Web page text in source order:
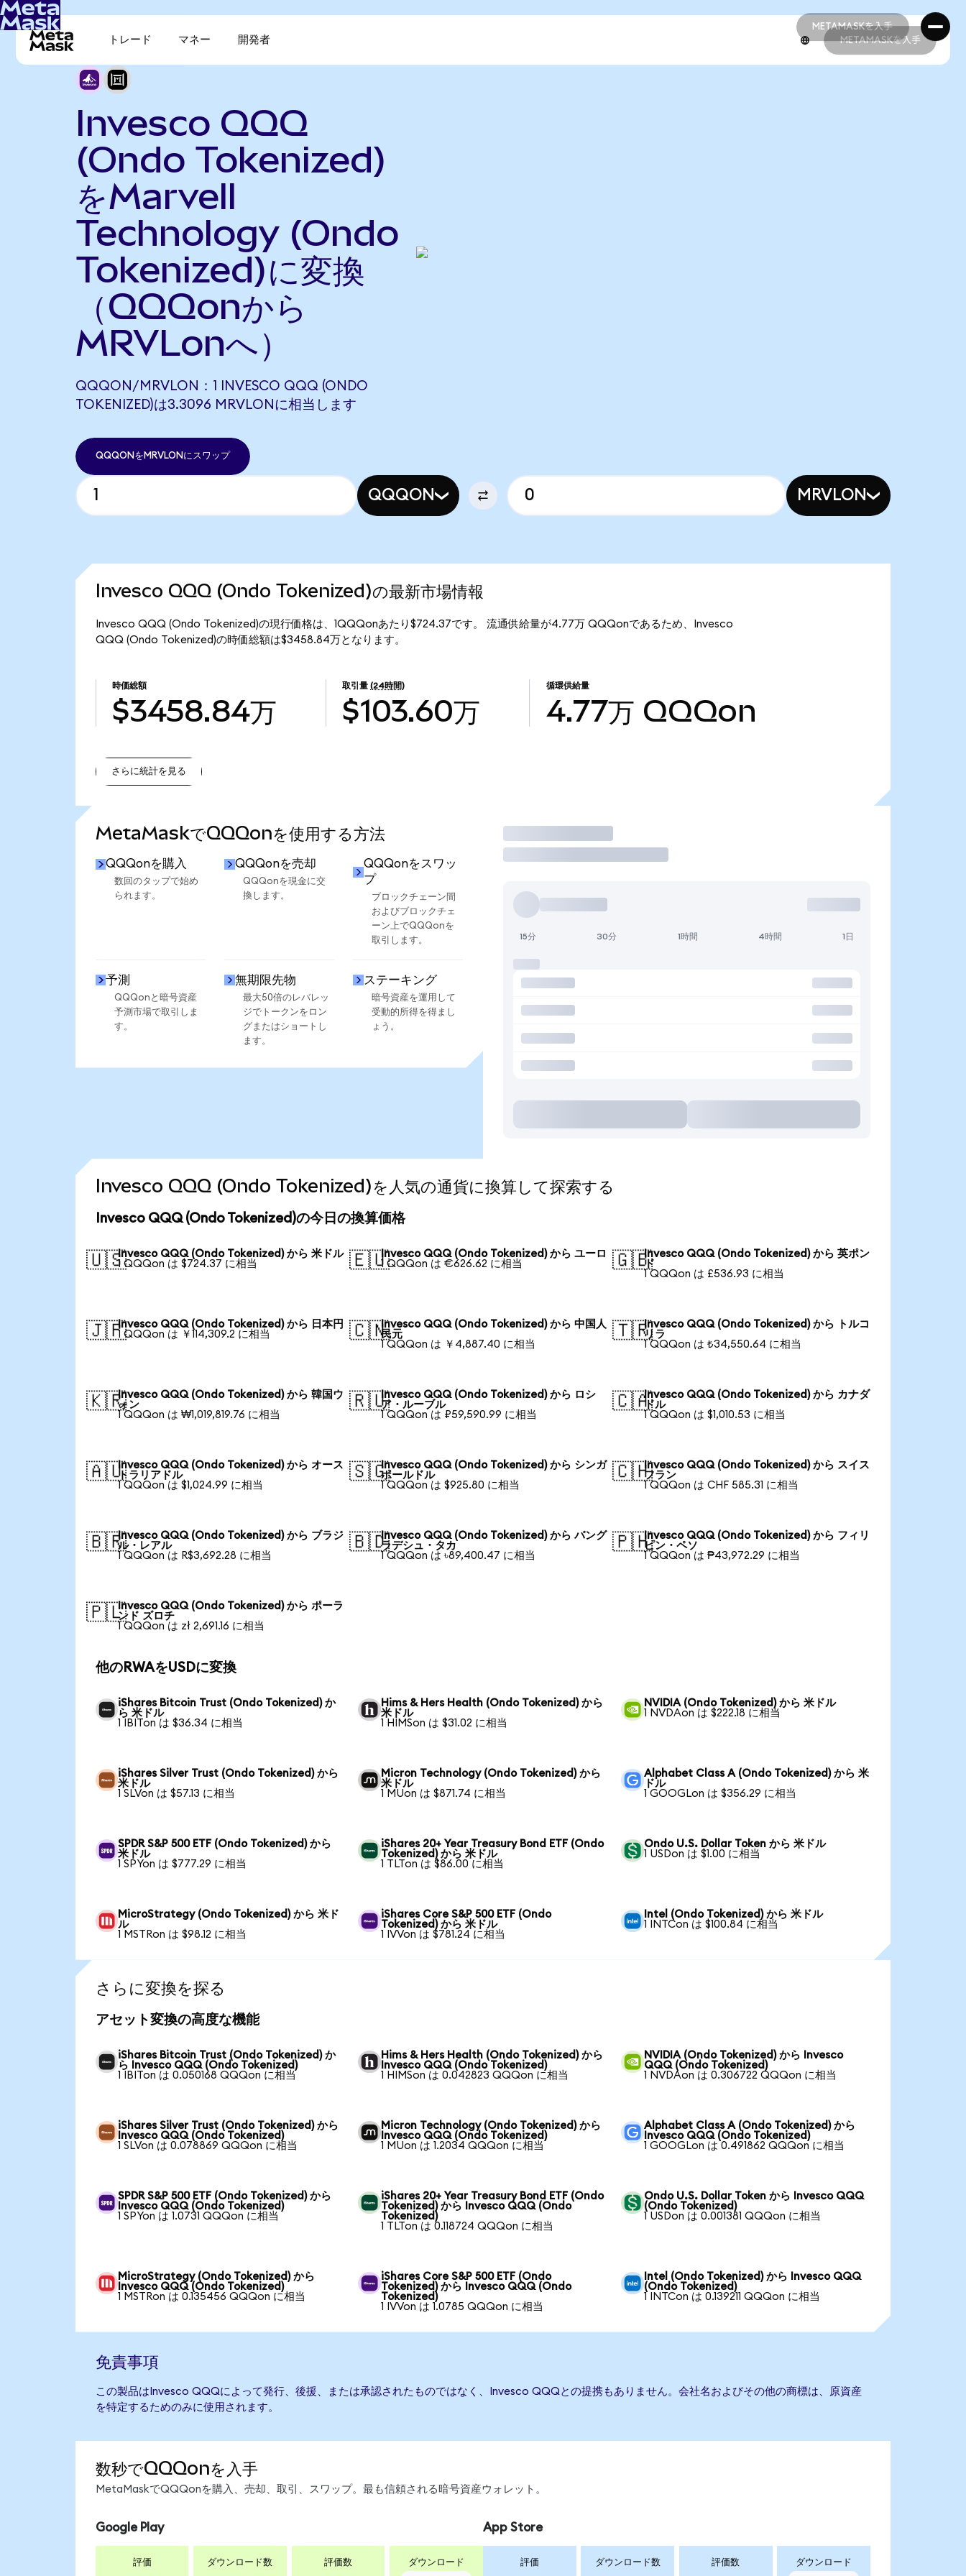
METAMASKを入手
METAMASKを入手
トレード マネー 開発者 METAMASKを入手
Invesco QQQ
(Ondo Tokenized)
をMarvell
Technology (Ondo
Tokenized)に変換
（QQQonから
MRVLonへ）
QQQON/MRVLON：1 INVESCO QQQ (ONDO
TOKENIZED)は3.3096 MRVLONに相当します
QQQONをMRVLONにスワップ
QQQON MRVLON
Invesco QQQ (Ondo Tokenized)の最新市場情報
Invesco QQQ (Ondo Tokenized)の現行価格は、1QQQonあたり$724.37です。 流通供給量が4.77万 QQQonであるため、Invesco
QQQ (Ondo Tokenized)の時価総額は$3458.84万となります。
時価総額
$3458.84万
取引量 (24時間)
$103.60万
循環供給量
4.77万 QQQon
さらに統計を見る
MetaMaskでQQQonを使用する方法
QQQonを購入
数回のタップで始め
られます。
QQQonを売却
QQQonを現金に交
換します。
QQQonをスワッ
プ
ブロックチェーン間
およびブロックチェ
ーン上でQQQonを
取引します。
予測
QQQonと暗号資産
予測市場で取引しま
す。
無期限先物
最大50倍のレバレッ
ジでトークンをロン
グまたはショートし
ます。
ステーキング
暗号資産を運用して
受動的所得を得まし
ょう。
取引
15分 30分 1時間 4時間 1日
Invesco QQQ (Ondo Tokenized)を人気の通貨に換算して探索する
Invesco QQQ (Ondo Tokenized)の今日の換算価格
🇺🇸Invesco QQQ (Ondo Tokenized) から 米ドル
1 QQQon は $724.37 に相当
🇪🇺Invesco QQQ (Ondo Tokenized) から ユーロ
1 QQQon は €626.62 に相当
🇬🇧Invesco QQQ (Ondo Tokenized) から 英ポン
ド
1 QQQon は £536.93 に相当
🇯🇵Invesco QQQ (Ondo Tokenized) から 日本円
1 QQQon は ￥114,309.2 に相当
🇨🇳Invesco QQQ (Ondo Tokenized) から 中国人
民元
1 QQQon は ￥4,887.40 に相当
🇹🇷Invesco QQQ (Ondo Tokenized) から トルコ
リラ
1 QQQon は ₺34,550.64 に相当
🇰🇷Invesco QQQ (Ondo Tokenized) から 韓国ウ
ォン
1 QQQon は ₩1,019,819.76 に相当
🇷🇺Invesco QQQ (Ondo Tokenized) から ロシ
ア・ルーブル
1 QQQon は ₽59,590.99 に相当
🇨🇦Invesco QQQ (Ondo Tokenized) から カナダ
ドル
1 QQQon は $1,010.53 に相当
🇦🇺Invesco QQQ (Ondo Tokenized) から オース
トラリアドル
1 QQQon は $1,024.99 に相当
🇸🇬Invesco QQQ (Ondo Tokenized) から シンガ
ポールドル
1 QQQon は $925.80 に相当
🇨🇭Invesco QQQ (Ondo Tokenized) から スイス
フラン
1 QQQon は CHF 585.31 に相当
🇧🇷Invesco QQQ (Ondo Tokenized) から ブラジ
ル・レアル
1 QQQon は R$3,692.28 に相当
🇧🇩Invesco QQQ (Ondo Tokenized) から バング
ラデシュ・タカ
1 QQQon は ৳89,400.47 に相当
🇵🇭Invesco QQQ (Ondo Tokenized) から フィリ
ピン・ペソ
1 QQQon は ₱43,972.29 に相当
🇵🇱Invesco QQQ (Ondo Tokenized) から ポーラ
ンド ズロチ
1 QQQon は zł 2,691.16 に相当
他のRWAをUSDに変換
iShares Bitcoin Trust (Ondo Tokenized) か
ら 米ドル
1 IBITon は $36.34 に相当
Hims & Hers Health (Ondo Tokenized) から
米ドル
1 HIMSon は $31.02 に相当
NVIDIA (Ondo Tokenized) から 米ドル
1 NVDAon は $222.18 に相当
iShares Silver Trust (Ondo Tokenized) から
米ドル
1 SLVon は $57.13 に相当
Micron Technology (Ondo Tokenized) から
米ドル
1 MUon は $871.74 に相当
Alphabet Class A (Ondo Tokenized) から 米
ドル
1 GOOGLon は $356.29 に相当
SPDR S&P 500 ETF (Ondo Tokenized) から
米ドル
1 SPYon は $777.29 に相当
iShares 20+ Year Treasury Bond ETF (Ondo
Tokenized) から 米ドル
1 TLTon は $86.00 に相当
Ondo U.S. Dollar Token から 米ドル
1 USDon は $1.00 に相当
MicroStrategy (Ondo Tokenized) から 米ド
ル
1 MSTRon は $98.12 に相当
iShares Core S&P 500 ETF (Ondo
Tokenized) から 米ドル
1 IVVon は $781.24 に相当
Intel (Ondo Tokenized) から 米ドル
1 INTCon は $100.84 に相当
さらに変換を探る
アセット変換の高度な機能
iShares Bitcoin Trust (Ondo Tokenized) か
ら Invesco QQQ (Ondo Tokenized)
1 IBITon は 0.050168 QQQon に相当
Hims & Hers Health (Ondo Tokenized) から
Invesco QQQ (Ondo Tokenized)
1 HIMSon は 0.042823 QQQon に相当
NVIDIA (Ondo Tokenized) から Invesco
QQQ (Ondo Tokenized)
1 NVDAon は 0.306722 QQQon に相当
iShares Silver Trust (Ondo Tokenized) から
Invesco QQQ (Ondo Tokenized)
1 SLVon は 0.078869 QQQon に相当
Micron Technology (Ondo Tokenized) から
Invesco QQQ (Ondo Tokenized)
1 MUon は 1.2034 QQQon に相当
Alphabet Class A (Ondo Tokenized) から
Invesco QQQ (Ondo Tokenized)
1 GOOGLon は 0.491862 QQQon に相当
SPDR S&P 500 ETF (Ondo Tokenized) から
Invesco QQQ (Ondo Tokenized)
1 SPYon は 1.0731 QQQon に相当
iShares 20+ Year Treasury Bond ETF (Ondo
Tokenized) から Invesco QQQ (Ondo
Tokenized)
1 TLTon は 0.118724 QQQon に相当
Ondo U.S. Dollar Token から Invesco QQQ
(Ondo Tokenized)
1 USDon は 0.001381 QQQon に相当
MicroStrategy (Ondo Tokenized) から
Invesco QQQ (Ondo Tokenized)
1 MSTRon は 0.135456 QQQon に相当
iShares Core S&P 500 ETF (Ondo
Tokenized) から Invesco QQQ (Ondo
Tokenized)
1 IVVon は 1.0785 QQQon に相当
Intel (Ondo Tokenized) から Invesco QQQ
(Ondo Tokenized)
1 INTCon は 0.139211 QQQon に相当
免責事項
この製品はInvesco QQQによって発行、後援、または承認されたものではなく、Invesco QQQとの提携もありません。会社名およびその他の商標は、原資産
を特定するためのみに使用されます。
数秒でQQQonを入手
MetaMaskでQQQonを購入、売却、取引、スワップ。最も信頼される暗号資産ウォレット。
Google Play
評価 ダウンロード数 評価数 ダウンロード
App Store
評価 ダウンロード数 評価数 ダウンロード